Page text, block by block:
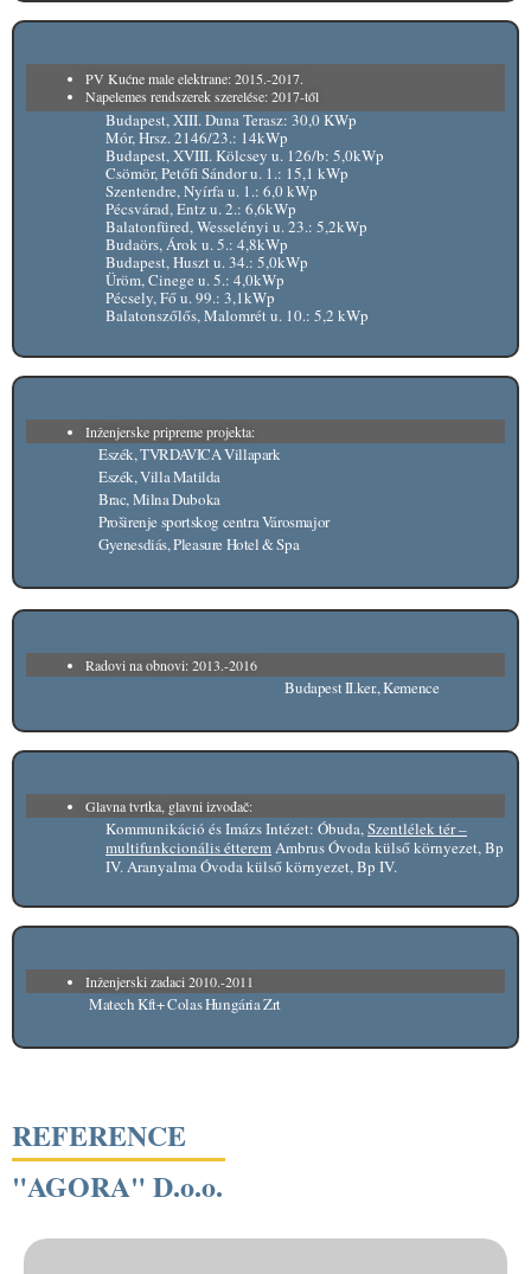
PV Kućne male elektrane: 2015.-2017.
Napelemes rendszerek szerelése: 2017-től
Budapest, XIII. Duna Terasz: 30,0 KWp
Mór, Hrsz. 2146/23.: 14kWp
Budapest, XVIII. Kölcsey u. 126/b: 5,0kWp
Csömör, Petőfi Sándor u. 1.: 15,1 kWp
Szentendre, Nyírfa u. 1.: 6,0 kWp
Pécsvárad, Entz u. 2.: 6,6kWp
Balatonfüred, Wesselényi u. 23.: 5,2kWp
Budaörs, Árok u. 5.: 4,8kWp
Budapest, Huszt u. 34.: 5,0kWp
Üröm, Cinege u. 5.: 4,0kWp
Pécsely, Fő u. 99.: 3,1kWp
Balatonszőlős, Malomrét u. 10.: 5,2 kWp
Inženjerske pripreme projekta:
Eszék, TVRDAVICA Villapark
Eszék, Villa Matilda
Brac, Milna Duboka
Proširenje sportskog centra Városmajor
Gyenesdiás, Pleasure Hotel & Spa
Radovi na obnovi: 2013.-2016
Budapest II.ker., Kemence
Glavna tvrtka, glavni izvođač:
Kommunikáció és Imázs Intézet: Óbuda,Szentlélek tér –
multifunkcionális étteremAmbrus Óvoda külső környezet, Bp
IV. Aranyalma Óvoda külső környezet, Bp IV.
Inženjerski zadaci 2010.-2011
Matech Kft+ Colas Hungária Zrt
REFERENCE
"AGORA" D.o.o.